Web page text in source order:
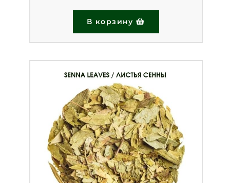
В корзину